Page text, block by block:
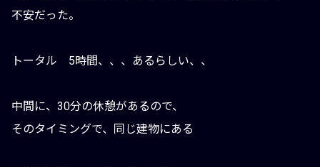
不安だった。
トータル 5時間、、、あるらしい、、
中間に、30分の休憩があるので、
そのタイミングで、同じ建物にある